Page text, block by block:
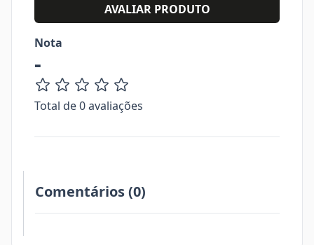
AVALIAR PRODUTO
Nota
-
Total de 0 avaliações
Comentários (0)